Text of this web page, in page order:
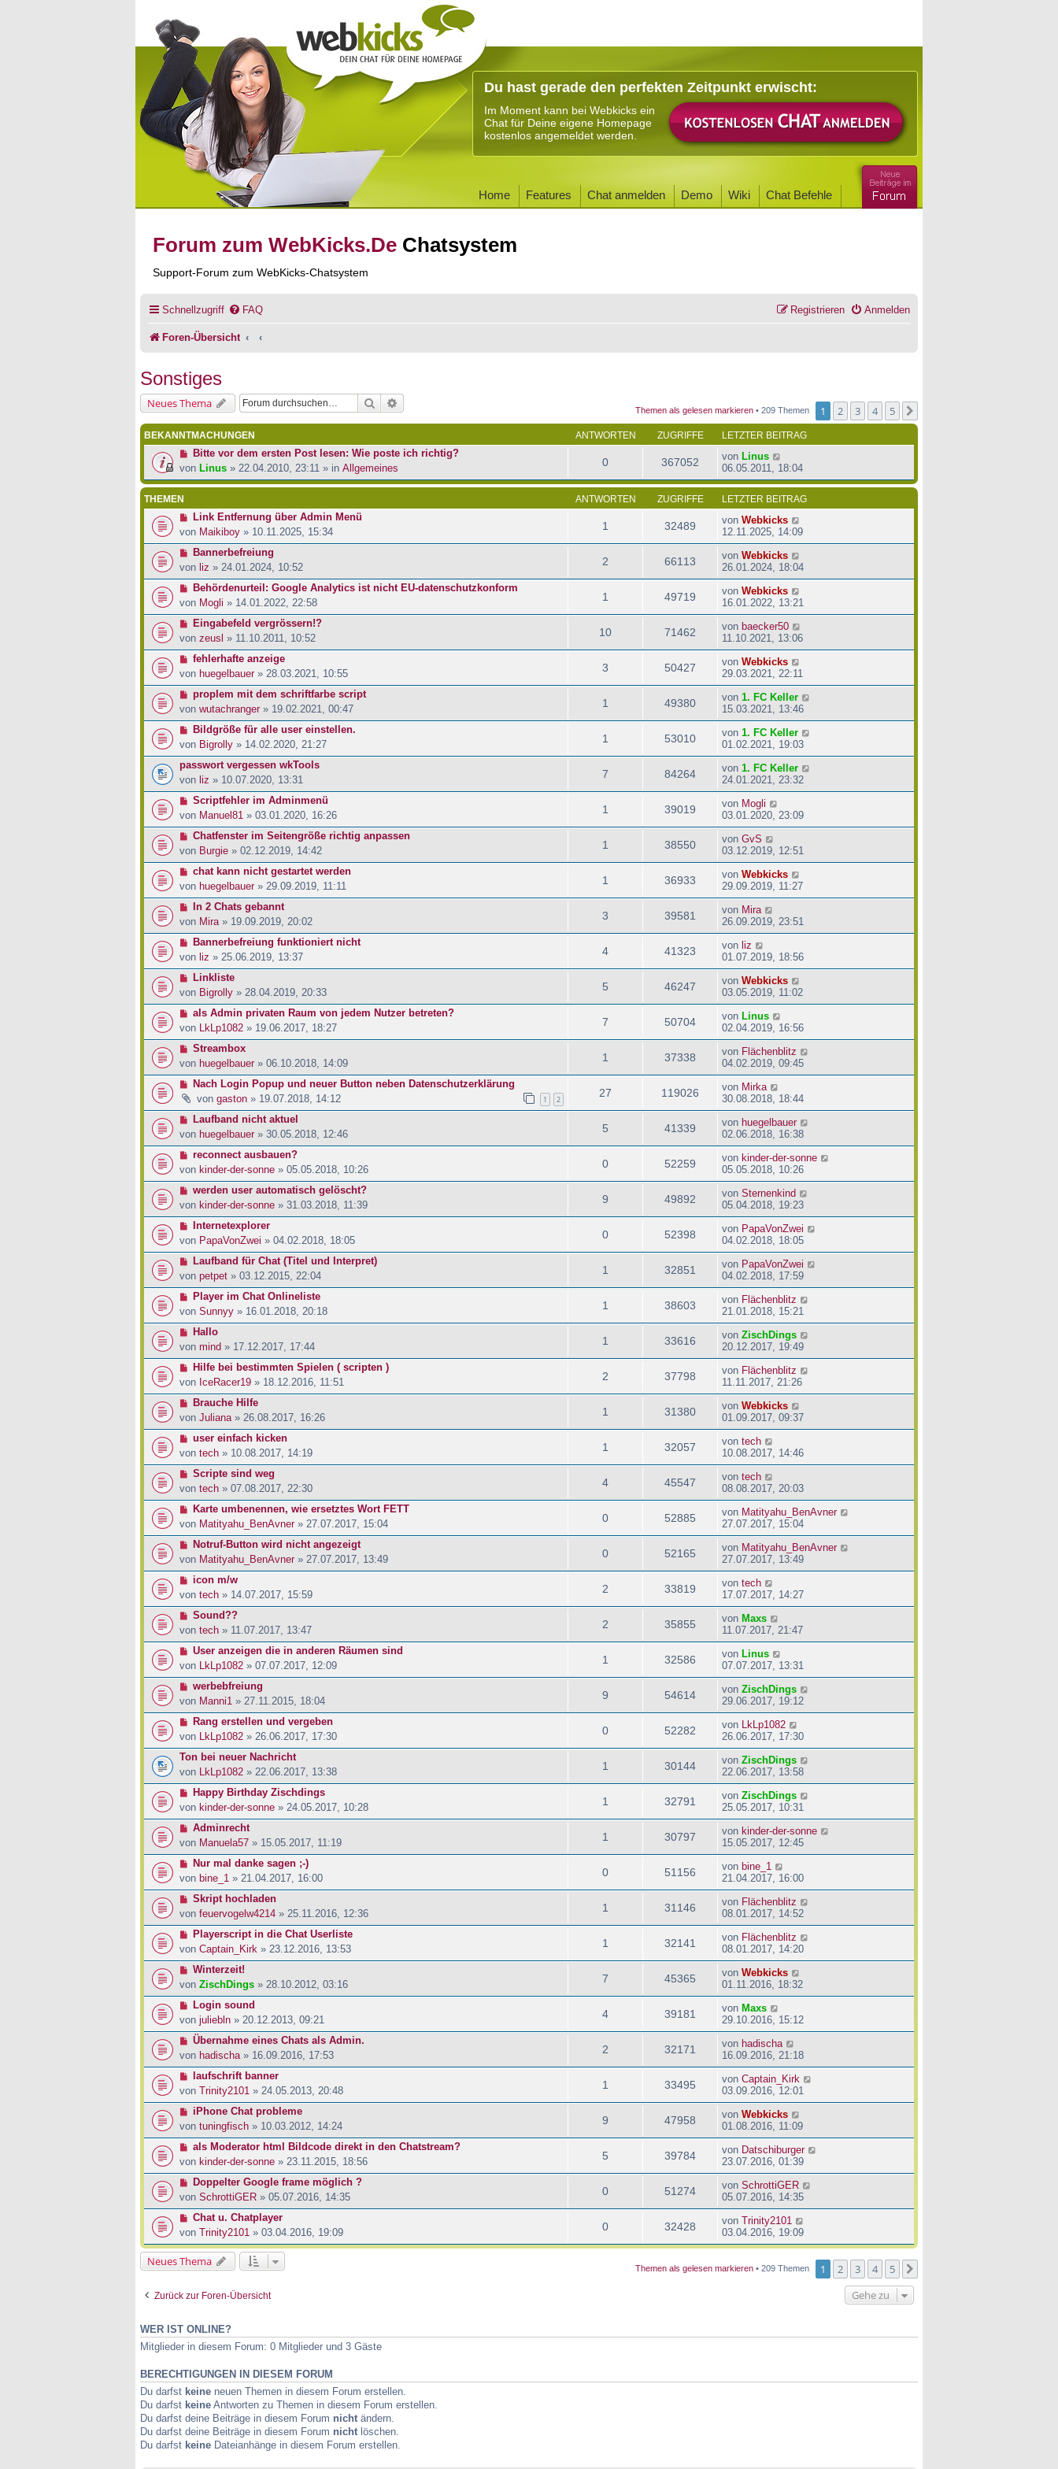
Du hast gerade den perfekten Zeitpunkt erwischt:
Im Moment kann bei Webkicks ein
Chat für Deine eigene Homepage
kostenlos angemeldet werden.
Home Features Chat anmelden Demo Wiki Chat Befehle
Forum zum WebKicks.De Chatsystem
Support-Forum zum WebKicks-Chatsystem
Schnellzugriff FAQ Anmelden
Registrieren
Foren-Übersicht
Sonstiges
Neues Thema Suche
Themen als gelesen markieren • 209 Themen 1 2 3 4 5
BEKANNTMACHUNGEN ANTWORTEN ZUGRIFFE LETZTER BEITRAG
Bitte vor dem ersten Post lesen: Wie poste ich richtig?
von Linus » 22.04.2010, 23:11 » in Allgemeines 0 367052 von Linus
06.05.2011, 18:04
THEMEN ANTWORTEN ZUGRIFFE LETZTER BEITRAG
Link Entfernung über Admin Menü
von Maikiboy » 10.11.2025, 15:34 1 32489 von Webkicks
12.11.2025, 14:09
Bannerbefreiung
von liz » 24.01.2024, 10:52 2 66113 von Webkicks
26.01.2024, 18:04
Behördenurteil: Google Analytics ist nicht EU-datenschutzkonform
von Mogli » 14.01.2022, 22:58 1 49719 von Webkicks
16.01.2022, 13:21
Eingabefeld vergrössern!?
von zeusl » 11.10.2011, 10:52 10 71462 von baecker50
11.10.2021, 13:06
fehlerhafte anzeige
von huegelbauer» 28.03.2021, 10:55 3 50427 von Webkicks
29.03.2021, 22:11
proplem mit dem schriftfarbe script
von wutachranger » 19.02.2021, 00:47 1 49380 von 1. FC Keller
15.03.2021, 13:46
Bildgröße für alle user einstellen.
von Bigrolly » 14.02.2020, 21:27 1 53010 von 1. FC Keller
01.02.2021, 19:03
passwort vergessen wkTools
von liz » 10.07.2020, 13:31 7 84264 von 1. FC Keller
24.01.2021, 23:32
Scriptfehler im Adminmenü
von Manuel81 » 03.01.2020, 16:26 1 39019 von Mogli
03.01.2020, 23:09
Chatfenster im Seitengröße richtig anpassen
von Burgie » 02.12.2019, 14:42 1 38550 von GvS
03.12.2019, 12:51
chat kann nicht gestartet werden
von huegelbauer» 29.09.2019, 11:11 1 36933 von Webkicks
29.09.2019, 11:27
In 2 Chats gebannt
von Mira » 19.09.2019, 20:02 3 39581 von Mira
26.09.2019, 23:51
Bannerbefreiung funktioniert nicht
von liz » 25.06.2019, 13:37 4 41323 von liz
01.07.2019, 18:56
Linkliste
von Bigrolly » 28.04.2019, 20:33 5 46247 von Webkicks
03.05.2019, 11:02
als Admin privaten Raum von jedem Nutzer betreten?
von
LkLp1082 » 19.06.2017, 18:27 7 50704 von Linus
02.04.2019, 16:56
Streambox
von huegelbauer » 06.10.2018, 14:09 1 37338 von Flächenblitz
04.02.2019, 09:45
Nach Login Popup und neuer Button neben Datenschutzerklärung
von gaston » 19.07.2018, 14:12 1 2
27 119026 von Mirka
30.08.2018, 18:44
Laufband nicht aktuel
von huegelbauer » 30.05.2018, 12:46 5 41339 von huegelbauer
02.06.2018, 16:38
reconnect ausbauen?
von kinder-der-sonne » 05.05.2018, 10:26 0 52259 von kinder-der-sonne
05.05.2018, 10:26
werden user automatisch gelöscht?
von kinder-der-sonne » 31.03.2018, 11:39 9 49892 von Sternenkind
05.04.2018, 19:23
Internetexplorer
von PapaVonZwei » 04.02.2018, 18:05 0 52398 von PapaVonZwei
04.02.2018, 18:05
Laufband für Chat (Titel und Interpret)
von petpet » 03.12.2015, 22:04 1 32851 von PapaVonZwei
04.02.2018, 17:59
Player im Chat Onlineliste
von Sunnyy » 16.01.2018, 20:18 1 38603 von Flächenblitz
21.01.2018, 15:21
Hallo
von mind » 17.12.2017, 17:44 1 33616 von ZischDings
20.12.2017, 19:49
Hilfe bei bestimmten Spielen ( scripten )
von IceRacer19 » 18.12.2016, 11:51 2 37798 von Flächenblitz
11.11.2017, 21:26
Brauche Hilfe
von Juliana » 26.08.2017, 16:26 1 31380 von Webkicks
01.09.2017, 09:37
user einfach kicken
von tech » 10.08.2017, 14:19 1 32057 von tech
10.08.2017, 14:46
Scripte sind weg
von tech » 07.08.2017, 22:30 4 45547 von tech
08.08.2017, 20:03
Karte umbenennen, wie ersetztes Wort FETT
von Matityahu_BenAvner» 27.07.2017, 15:04 0 52885 von Matityahu_BenAvner
27.07.2017, 15:04
Notruf-Button wird nicht angezeigt
von Matityahu_BenAvner » 27.07.2017, 13:49 0 52165 von Matityahu_BenAvner
27.07.2017, 13:49
icon m/w
von tech » 14.07.2017, 15:59 2 33819 von tech
17.07.2017, 14:27
Sound??
von tech » 11.07.2017, 13:47 2 35855 von Maxs
11.07.2017, 21:47
User anzeigen die in anderen Räumen sind
von
LkLp1082 » 07.07.2017, 12:09 1 32586 von Linus
07.07.2017, 13:31
werbebfreiung
von Manni1 » 27.11.2015, 18:04 9 54614 von ZischDings
29.06.2017, 19:12
Rang erstellen und vergeben
von
LkLp1082 » 26.06.2017, 17:30 0 52282 von
LkLp1082
26.06.2017, 17:30
Ton bei neuer Nachricht
von
LkLp1082 » 22.06.2017, 13:38 1 30144 von ZischDings
22.06.2017, 13:58
Happy Birthday Zischdings
von kinder-der-sonne » 24.05.2017, 10:28 1 32791 von ZischDings
25.05.2017, 10:31
Adminrecht
von Manuela57 » 15.05.2017, 11:19 1 30797 von kinder-der-sonne
15.05.2017, 12:45
Nur mal danke sagen ;-)
von bine_1 » 21.04.2017, 16:00 0 51156 von bine_1
21.04.2017, 16:00
Skript hochladen
von feuervogelw4214 » 25.11.2016, 12:36 1 31146 von Flächenblitz
08.01.2017, 14:52
Playerscript in die Chat Userliste
von Captain_Kirk » 23.12.2016, 13:53 1 32141 von Flächenblitz
08.01.2017, 14:20
Winterzeit!
von ZischDings » 28.10.2012, 03:16 7 45365 von Webkicks
01.11.2016, 18:32
Login sound
von juliebln » 20.12.2013, 09:21 4 39181 von Maxs
29.10.2016, 15:12
Übernahme eines Chats als Admin.
von hadischa » 16.09.2016, 17:53 2 32171 von hadischa
16.09.2016, 21:18
laufschrift banner
von Trinity2101 » 24.05.2013, 20:48 1 33495 von Captain_Kirk
03.09.2016, 12:01
iPhone Chat probleme
von tuningfisch » 10.03.2012, 14:24 9 47958 von Webkicks
01.08.2016, 11:09
als Moderator html Bildcode direkt in den Chatstream?
von kinder-der-sonne » 23.11.2015, 18:56 5 39784 von Datschiburger
23.07.2016, 01:39
Doppelter Google frame möglich ?
von SchrottiGER » 05.07.2016, 14:35 0 51274 von SchrottiGER
05.07.2016, 14:35
Chat u. Chatplayer
von Trinity2101 » 03.04.2016, 19:09 0 32428 von Trinity2101
03.04.2016, 19:09
Neues Thema Themen als gelesen markieren • 209 Themen 1 2 3 4 5
Zurück zur Foren-Übersicht Gehe zu
WER IST ONLINE?
Mitglieder in diesem Forum: 0 Mitglieder und 3 Gäste
BERECHTIGUNGEN IN DIESEM FORUM
Du darfst keine neuen Themen in diesem Forum erstellen.
Du darfst keine Antworten zu Themen in diesem Forum erstellen.
Du darfst deine Beiträge in diesem Forum nicht ändern.
Du darfst deine Beiträge in diesem Forum nicht löschen.
Du darfst keine Dateianhänge in diesem Forum erstellen.